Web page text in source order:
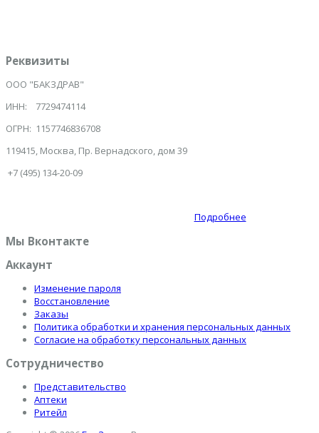
Реквизиты
ООО "БАКЗДРАВ"
ИНН: 7729474114
ОГРН: 1157746836708
119415, Москва, Пр. Вернадского, дом 39
+7 (495) 134-20-09
Подробнее
Мы Вконтакте
Аккаунт
Изменение пароля
Восстановление
Заказы
Политика обработки и хранения персональных данных
Согласие на обработку персональных данных
Сотрудничество
Представительство
Аптеки
Ритейл